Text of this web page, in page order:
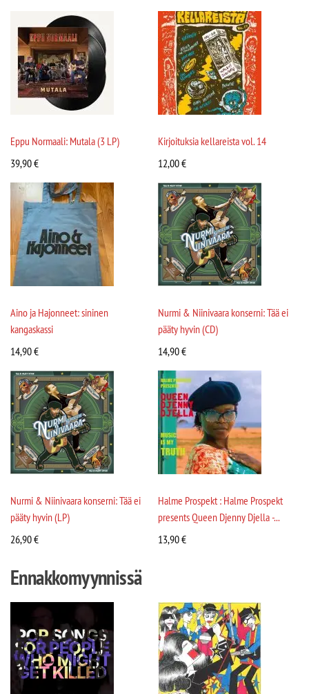
Eppu Normaali: Mutala (3 LP)
39,90€
Kirjoituksia kellareista vol. 14
12,00€
Aino ja Hajonneet: sininen
kangaskassi
14,90€
Nurmi & Niinivaara konserni: Tää ei
pääty hyvin (CD)
14,90€
Nurmi & Niinivaara konserni: Tää ei
pääty hyvin (LP)
26,90€
Halme Prospekt : Halme Prospekt
presents Queen Djenny Djella -...
13,90€
Ennakkomyynnissä